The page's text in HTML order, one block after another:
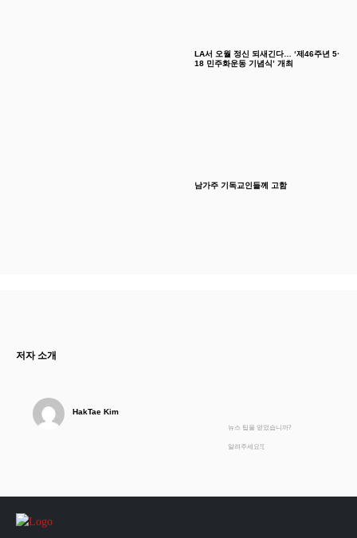
LA서 오월 정신 되새긴다… ‘제46주년 5·
18 민주화운동 기념식’ 개최
남가주 기독교인들께 고함
저자 소개
HakTae Kim
뉴스 팁을 얻었습니까?
알려주세요![